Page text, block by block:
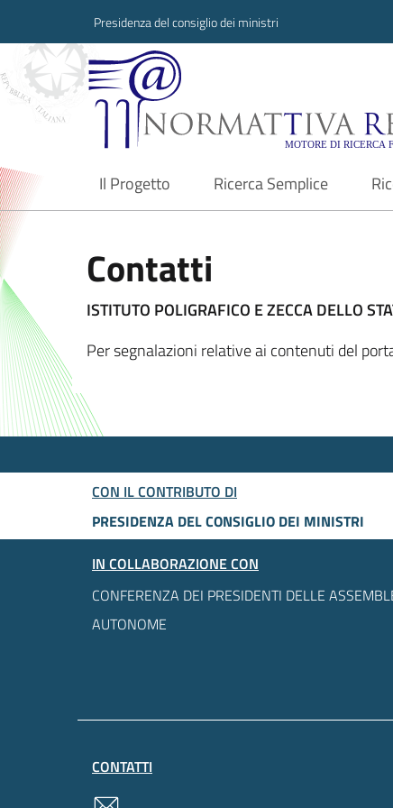
Presidenza del consiglio dei ministri
Normattiva
Il Progetto
current Ricerca Semplice
Contatti
ISTITUTO POLIGRAFICO E ZECCA DELLO
Per segnalazioni relative ai contenuti del
CON IL CONTRIBUTO DI
PRESIDENZA DEL CONSIGLIO DEI MINISTRI
IN COLLABORAZIONE CON
CONFERENZA DEI PRESIDENTI DELLE
AUTONOME
CONTATTI